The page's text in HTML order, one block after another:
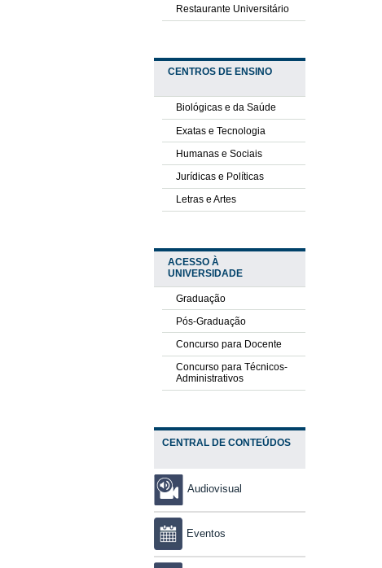
Restaurante Universitário
CENTROS DE ENSINO
Biológicas e da Saúde
Exatas e Tecnologia
Humanas e Sociais
Jurídicas e Políticas
Letras e Artes
ACESSO À
UNIVERSIDADE
Graduação
Pós-Graduação
Concurso para Docente
Concurso para Técnicos-
Administrativos
CENTRAL DE CONTEÚDOS
Audiovisual
Eventos